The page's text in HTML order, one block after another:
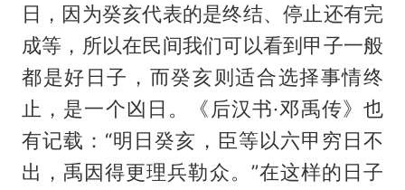
日，因为癸亥代表的是终结、停止还有完
成等，所以在民间我们可以看到甲子一般
都是好日子，而癸亥则适合选择事情终
止，是一个凶日。《后汉书·邓禹传》也
有记载：“明日癸亥，臣等以六甲穷日不
出，禹因得更理兵勒众。”在这样的日子